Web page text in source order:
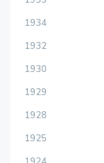
1934
1932
1930
1929
1928
1925